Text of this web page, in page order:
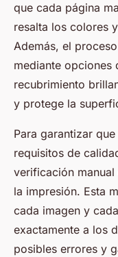
que cada página
resalta los colores
Además, el
mediante opciones
recubrimiento
y protege la
Para garantizar
requisitos de
verificación
la impresión. Esta
cada imagen y
exactamente a los
posibles errores y